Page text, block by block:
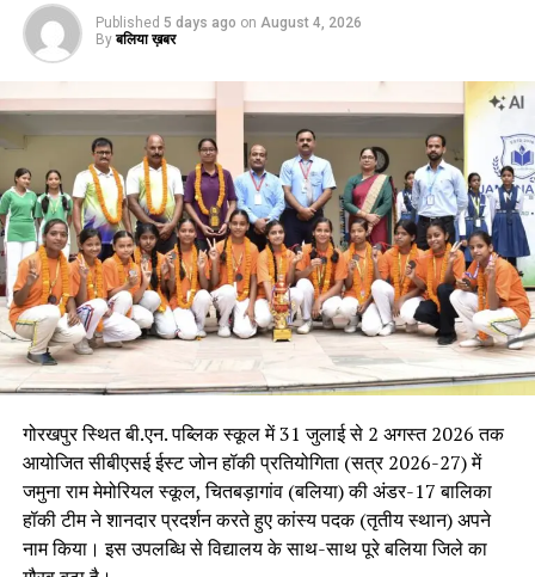
Published 5 days ago on August 4, 2026
By बलिया ख़बर
गोरखपुर स्थित बी.एन. पब्लिक स्कूल में 31 जुलाई से 2 अगस्त 2026 तक
आयोजित सीबीएसई ईस्ट जोन हॉकी प्रतियोगिता (सत्र 2026-27) में
जमुना राम मेमोरियल स्कूल, चितबड़ागांव (बलिया) की अंडर-17 बालिका
हॉकी टीम ने शानदार प्रदर्शन करते हुए कांस्य पदक (तृतीय स्थान) अपने
नाम किया। इस उपलब्धि से विद्यालय के साथ-साथ पूरे बलिया जिले का